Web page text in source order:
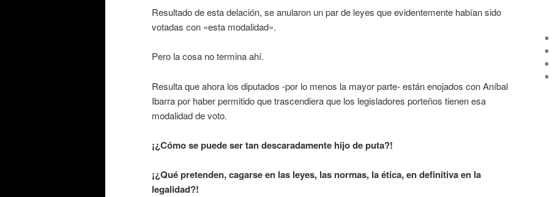
Resultado de esta delación, se anularon un par de leyes que evidentemente habían sido
votadas con «esta modalidad».
Pero la cosa no termina ahí.
Resulta que ahora los diputados -por lo menos la mayor parte- están enojados con Aníbal
Ibarra por haber permitido que trascendiera que los legisladores porteños tienen esa
modalidad de voto.
¡¿Cómo se puede ser tan descaradamente hijo de puta?!
¡¿Qué pretenden, cagarse en las leyes, las normas, la ética, en definitiva en la
legalidad?!